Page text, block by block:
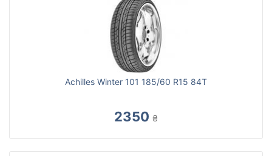
Achilles Winter 101 185/60 R15 84T
2350 ₴